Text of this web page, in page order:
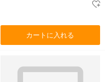
カートに入れる